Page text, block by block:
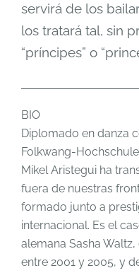
servirá de los
los tratará tal, sin
“príncipes” o
BIO
Diplomado en danza
Folkwang-
Mikel Aristegui ha
fuera de nuestras
formado junto a
internacional. Es el
alemana Sasha
entre 2001 y 2005, y